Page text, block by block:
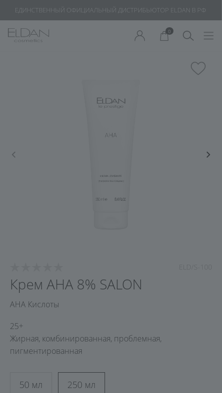
ЕДИНСТВЕННЫЙ ОФИЦИАЛЬНЫЙ ДИСТРИБЬЮТОР ELDAN В РФ
0
Крем AHA 8% SALON
AHA Кислоты
25+
Жирная, комбинированная, проблемная,
пигментированная
50 мл 250 мл